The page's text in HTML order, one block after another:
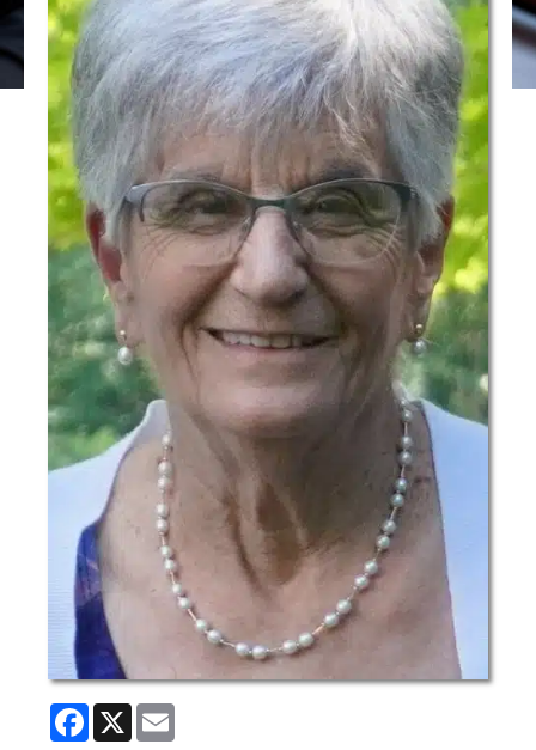
Facebook
X